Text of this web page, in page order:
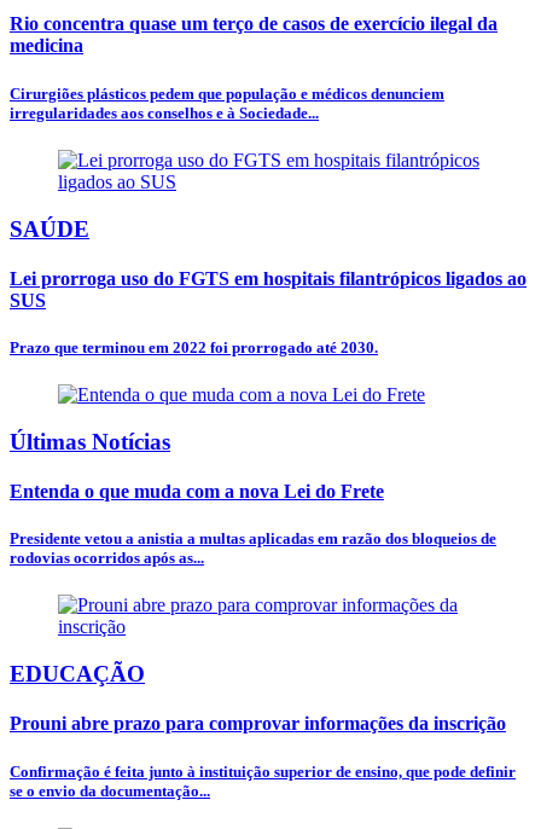
Rio concentra quase um terço de casos de exercício ilegal da
medicina
Cirurgiões plásticos pedem que população e médicos denunciem
irregularidades aos conselhos e à Sociedade...
SAÚDE
Lei prorroga uso do FGTS em hospitais filantrópicos ligados ao
SUS
Prazo que terminou em 2022 foi prorrogado até 2030.
Últimas Notícias
Entenda o que muda com a nova Lei do Frete
Presidente vetou a anistia a multas aplicadas em razão dos bloqueios de
rodovias ocorridos após as...
EDUCAÇÃO
Prouni abre prazo para comprovar informações da inscrição
Confirmação é feita junto à instituição superior de ensino, que pode definir
se o envio da documentação...